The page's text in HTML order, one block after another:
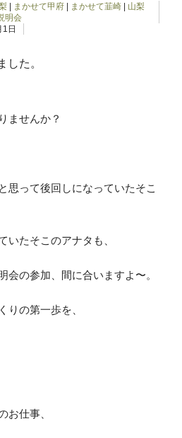
まかせて甲府 まかせて韮崎
山梨
明会
日
した。
ませんか？
思って後回しになっていたそこ
いたそこのアナタも、
会の参加、間に合いますよ〜。
りの第一歩を、
お仕事、